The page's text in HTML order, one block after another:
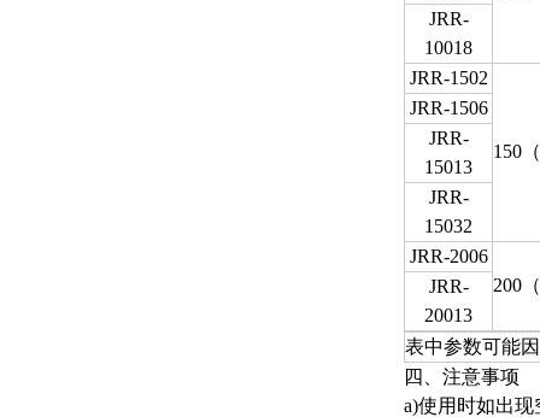
JRR-
10018
JRR-1502
150
JRR-1506
JRR-
15013
JRR-
15032
JRR-2006
200
JRR-
20013
表中参数可能
四、注意事项
a)使用时如出